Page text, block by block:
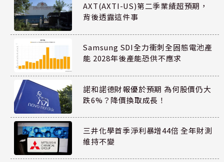
AXT(AXTI-US)第二季業績超預期，
背後透露這件事
Samsung SDI全力衝刺全固態電池產
能 2028年後產能恐供不應求
諾和諾德財報優於預期 為何股價仍大
跌6%？降價換取成長！
三井化學首季淨利暴增44倍 全年財測
維持不變